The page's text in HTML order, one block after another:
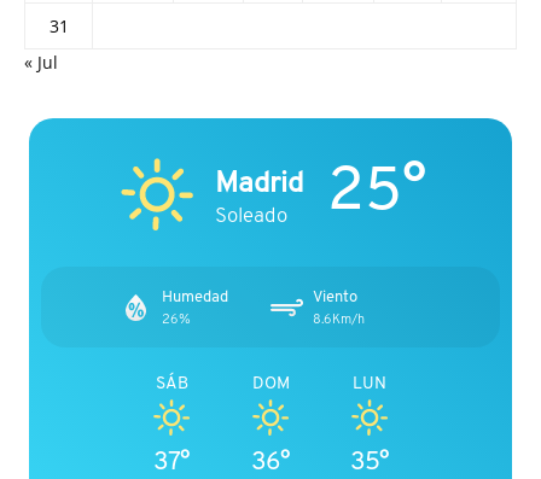
31
« Jul
Madrid
Soleado 25°
Humedad
26%
Viento
8.6Km/h
SÁB
37°
DOM
36°
LUN
35°